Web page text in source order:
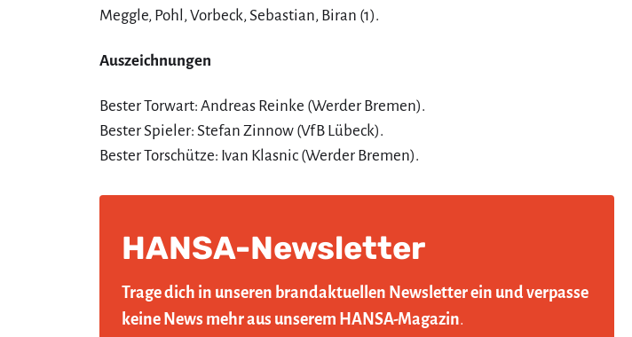
Meggle, Pohl, Vorbeck, Sebastian, Biran (1).
Auszeichnungen
Bester Torwart: Andreas Reinke (Werder Bremen).
Bester Spieler: Stefan Zinnow (VfB Lübeck).
Bester Torschütze: Ivan Klasnic (Werder Bremen).
HANSA-Newsletter
Trage dich in unseren brandaktuellen Newsletter ein und verpasse
keine News mehr aus unserem HANSA-Magazin.